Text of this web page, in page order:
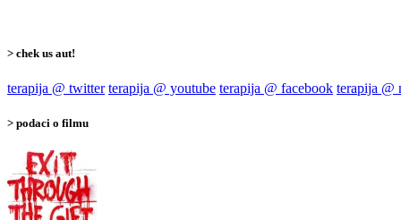
> chek us aut!
terapija @ twitter terapija @ youtube terapija @ facebook terapija @
> podaci o filmu